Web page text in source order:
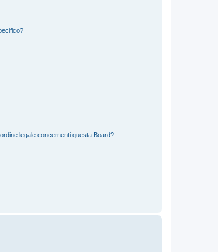
legale concernenti questa Board?